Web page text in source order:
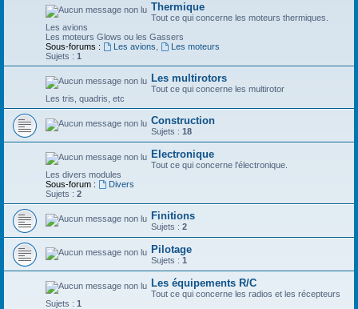
Thermique
Tout ce qui concerne les moteurs thermiques.
Les avions
Les moteurs Glows ou les Gassers
Sous-forums :
Les avions
Les moteurs
Sujets : 1
Les multirotors
Tout ce qui concerne les multirotor
Les tris, quadris, etc
Construction
Sujets : 18
Electronique
Tout ce qui concerne l'électronique.
Les divers modules
Sous-forum :
Divers
Sujets : 2
Finitions
Sujets : 2
Pilotage
Sujets : 1
Les équipements R/C
Tout ce qui concerne les radios et les récepteurs
Sujets : 1